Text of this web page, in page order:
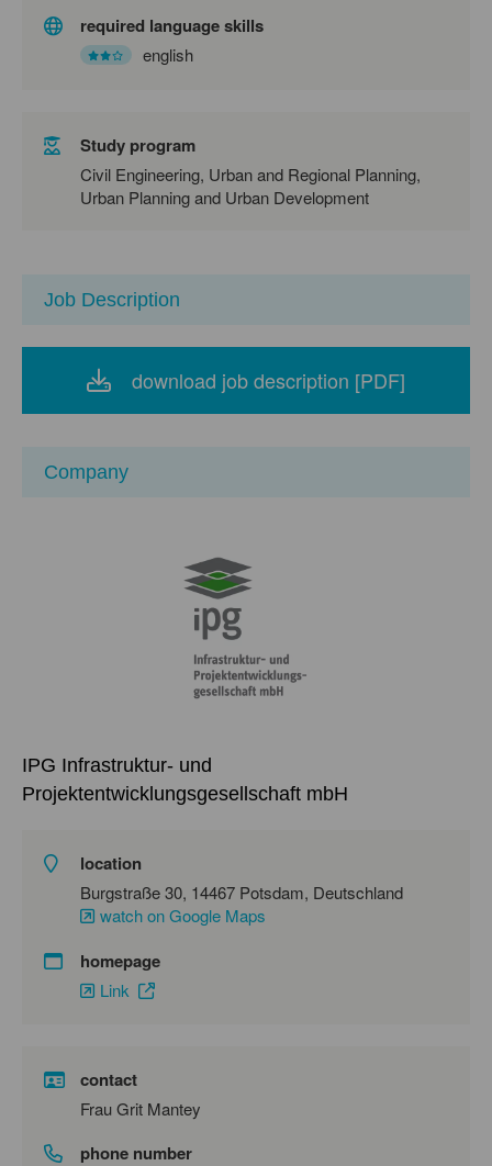
required language skills
english
Study program
Civil Engineering, Urban and Regional Planning,
Urban Planning and Urban Development
Job Description
download job description [PDF]
Company
IPG Infrastruktur- und
Projektentwicklungsgesellschaft mbH
location
Burgstraße 30, 14467 Potsdam, Deutschland
watch on Google Maps
homepage
Link
contact
Frau Grit Mantey
phone number